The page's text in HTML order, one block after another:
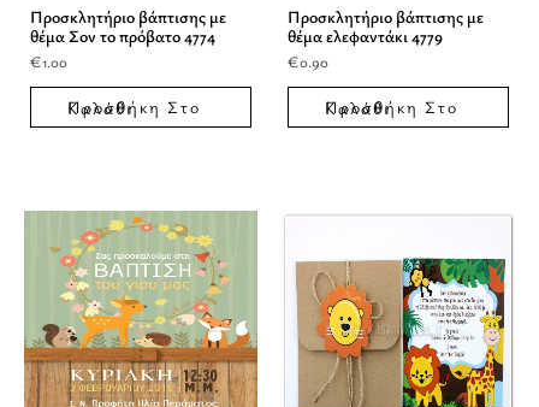
Προσκλητήριο βάπτισης με
θέμα Σον το πρόβατο 4774
€1.00
Προσθήκη Στο Καλάθι
Προσκλητήριο βάπτισης με
θέμα ελεφαντάκι 4779
€0.90
Προσθήκη Στο Καλάθι